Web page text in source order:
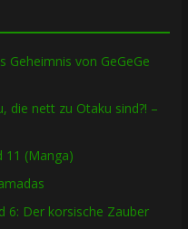
Geheimnis von GeGeGe
die nett zu Otaku sind?! –
11 (Manga)
6: Der korsische Zauber